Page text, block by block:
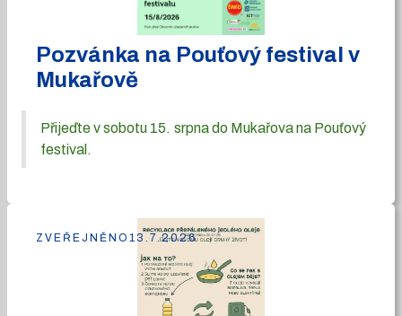
Pozvánka na Pouťový festival v
Mukařově
Přijeďte v sobotu 15. srpna do Mukařova na Pouťový
festival.
ZVEŘEJNĚNO 13.7.2026